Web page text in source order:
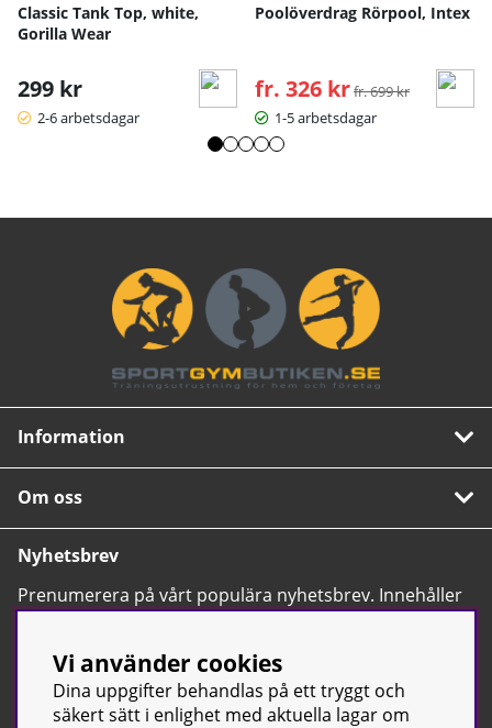
Classic Tank Top, white,
Gorilla Wear
299 kr
2-6 arbetsdagar
Poolöverdrag Rörpool, Intex
fr. 326 kr Ordinarie pris:
fr. 699 kr
1-5 arbetsdagar
Information
Om oss
Nyhetsbrev
Prenumerera på vårt populära nyhetsbrev. Innehåller
tips, nyheter och våra allra bästa erbjudanden.
Vi använder cookies
Dina uppgifter behandlas på ett tryggt och
säkert sätt i enlighet med aktuella lagar om